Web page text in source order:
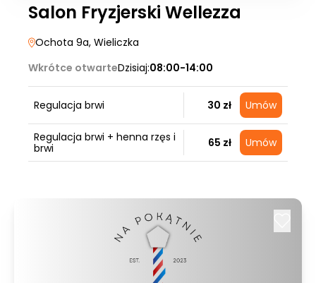
Salon Fryzjerski Wellezza
Ochota 9a, Wieliczka
Wkrótce otwarteDzisiaj:08:00-14:00
Regulacja brwi 30 zł Umów
Regulacja brwi + henna rzęs i
brwi
65 zł Umów